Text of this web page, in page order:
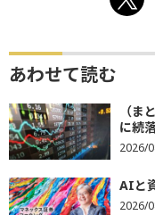
あわせて読む
（ま
に続
2026/
AIと
2026/